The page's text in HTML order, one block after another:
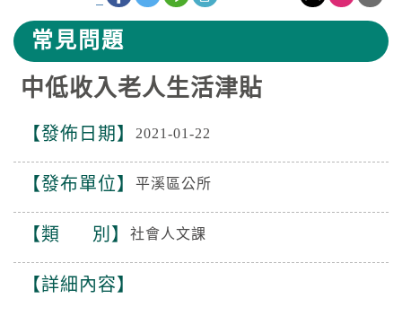
常見問題
中低收入老人生活津貼
發佈日期 2021-01-22
發布單位 平溪區公所
類 別 社會人文課
詳細內容